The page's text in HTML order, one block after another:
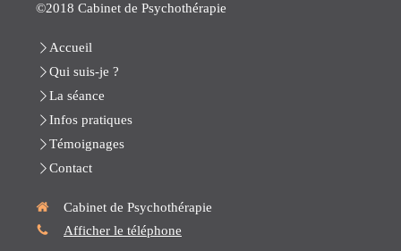
©2018 Cabinet de Psychothérapie
Accueil
Qui suis-je ?
La séance
Infos pratiques
Témoignages
Contact
Cabinet de Psychothérapie
Afficher le téléphone